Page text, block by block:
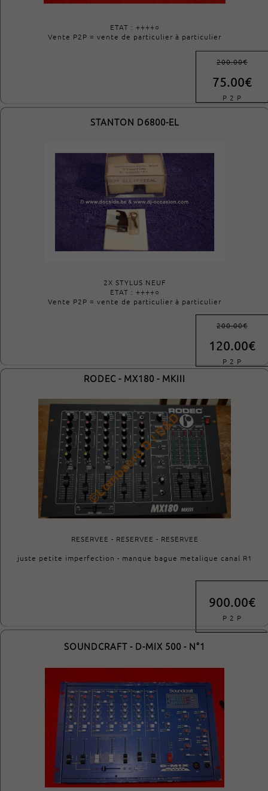
ETAT : ++++○
Vente P2P = vente de particulier à particulier
200.00€
75.00€
P 2 P
STANTON D6800-EL
2X STYLUS NEUF
ETAT : ++++○
Vente P2P = vente de particulier à particulier
200.00€
120.00€
P 2 P
RODEC - MX180 - MKIII
RESERVEE - RESERVEE - RESERVEE
juste petite imperfection - manque bague metalique canal R1
900.00€
P 2 P
SOUNDCRAFT - D-MIX 500 - N°1